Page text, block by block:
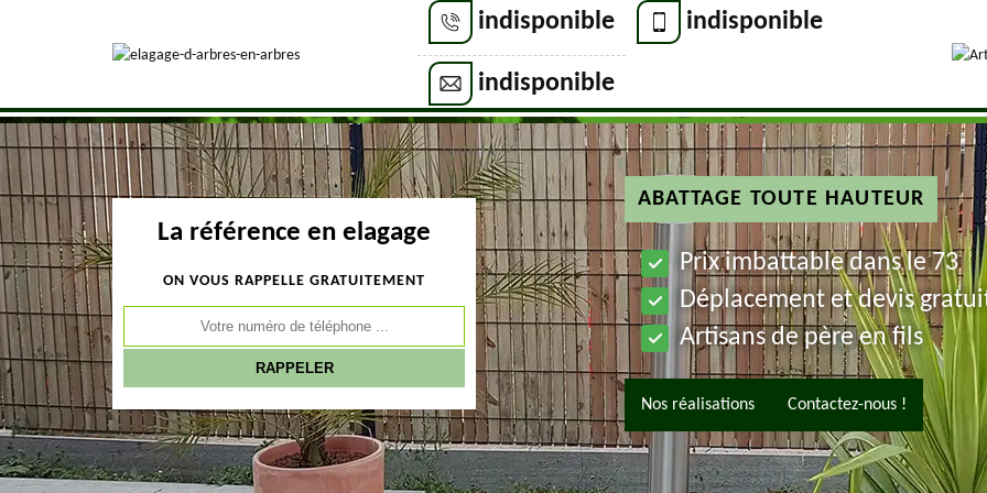
indisponible indisponible
indisponible
La référence en elagage
ON VOUS RAPPELLE GRATUITEMENT
ABATTAGE TOUTE HAUTEUR
Prix imbattable dans le 73
Déplacement et devis
Artisans de père en fils
Nos réalisations Contactez-nous !